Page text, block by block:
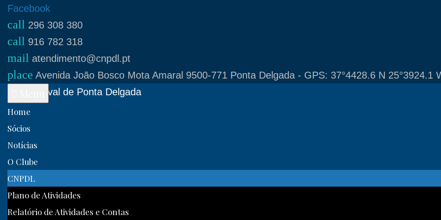
Skip
content
Facebook
call 296 308 380
call 916 782 318
mail atendimento@cnpdl.pt
place Avenida João Bosco Mota Amaral 9500-771 Ponta Delgada - GPS: 37°4428.6 N 25°3924.1
Clube Naval de Ponta Delgada
Home
Sócios
Notícias
O Clube
CNPDL
Plano de Atividades
Relatório de Atividades e Contas